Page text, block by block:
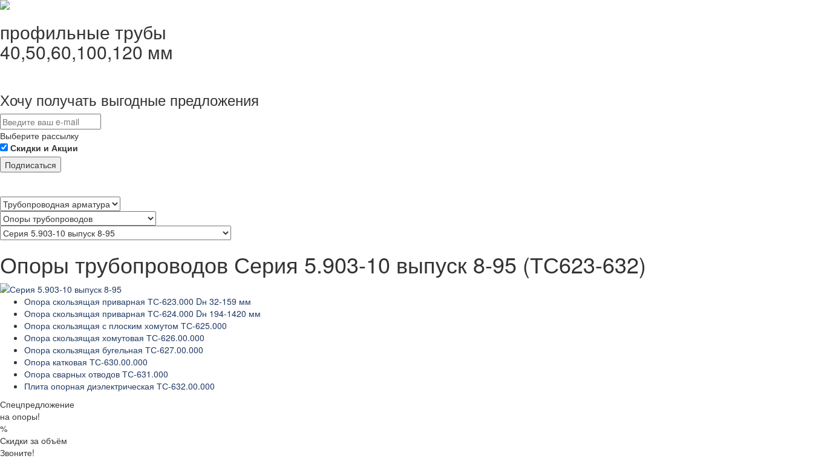
профильные трубы
40,50,60,100,120 мм
Хочу получать выгодные предложения
Выберите рассылку
Скидки и Акции
Подписаться
Опоры трубопроводов Серия 5.903-10 выпуск 8-95 (ТС623-632)
Опора скользящая приварная ТС-623.000 Dн 32-159 мм
Опора скользящая приварная ТС-624.000 Dн 194-1420 мм
Опора скользящая с плоским хомутом ТС-625.000
Опора скользящая хомутовая ТС-626.00.000
Опора скользящая бугельная ТС-627.00.000
Опора катковая ТС-630.00.000
Опора сварных отводов ТС-631.000
Плита опорная диэлектрическая ТС-632.00.000
Спецпредложение
на опоры!
%
Скидки за объём
Звоните!